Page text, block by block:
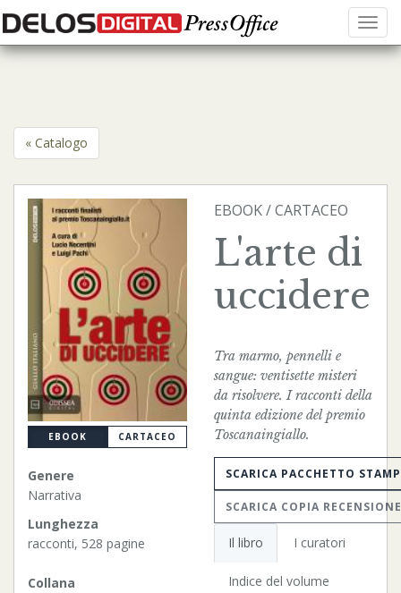
Menu
« Catalogo
EBOOK CARTACEO
Genere
Narrativa
Lunghezza
racconti, 528 pagine
Collana
EBOOK/CARTACEO
L'arte di
uccidere
Tra marmo, pennelli e
sangue: ventisette misteri
da risolvere. I racconti della
quinta edizione del premio
Toscanaingiallo.
SCARICA PACCHETTO
SCARICA COPIA RECENSIONE
Il libro I curatori
Indice del volume